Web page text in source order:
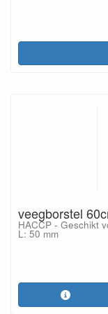
veegborstel
HACCP - Geschikt
L: 50 mm